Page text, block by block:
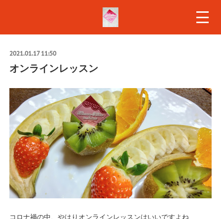
2021.01.17 11:50
オンラインレッスン
コロナ禍の中、やはりオンラインレッスンはいいですよね